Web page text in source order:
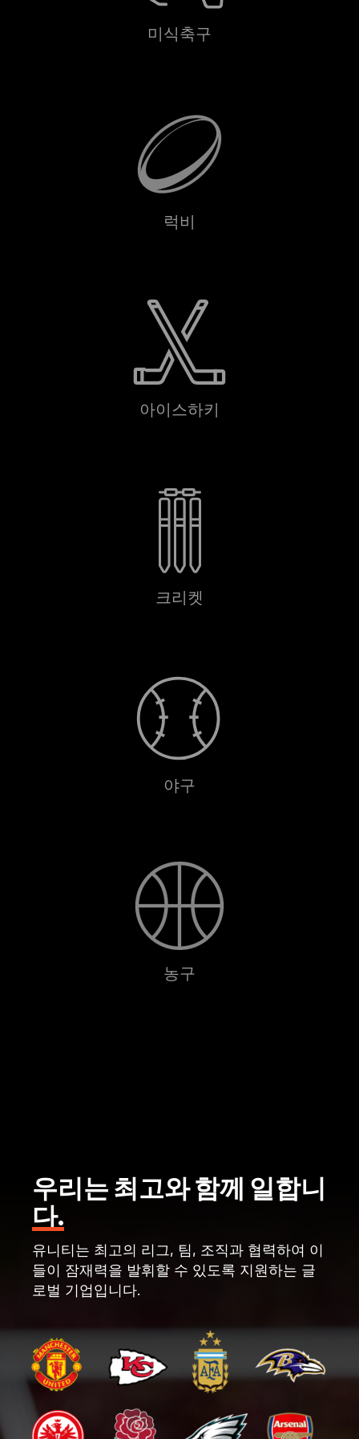
미식축구
럭비
아이스하키
크리켓
야구
농구
우리는 최고와 함께 일합니
다.
유니티는 최고의 리그, 팀, 조직과 협력하여 이
들이 잠재력을 발휘할 수 있도록 지원하는 글
로벌 기업입니다.